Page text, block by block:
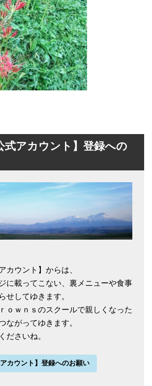
式アカウント】登録への
カウント】からは、
に載ってこない、裏メニューや食事
せしてゆきます。
ｏｗｎｓのスクールで親しくなった
ながってゆきます。
ださいね。
アカウント】登録へのお願い